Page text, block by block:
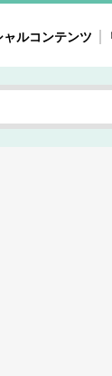
ャルコンテンツ
注目